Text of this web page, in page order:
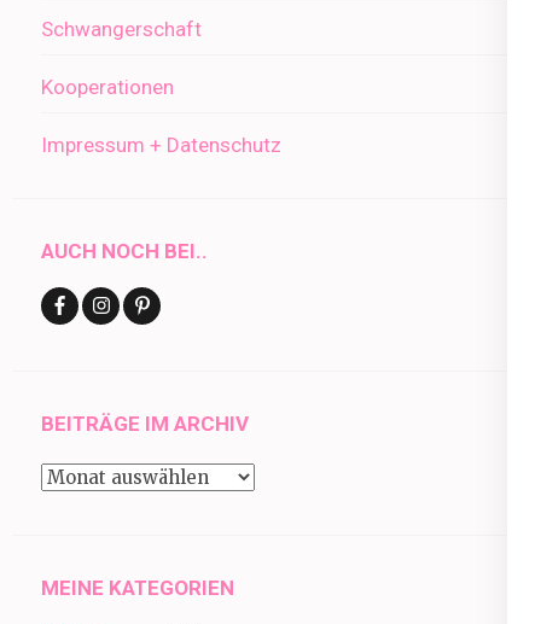
Schwangerschaft
Kooperationen
Impressum + Datenschutz
AUCH NOCH BEI..
BEITRÄGE IM ARCHIV
Beiträge
MEINE KATEGORIEN